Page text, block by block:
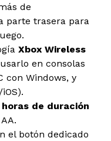
de
parte trasera para
Xbox Wireless
en consolas
con Windows, y
de duración
el botón dedicado